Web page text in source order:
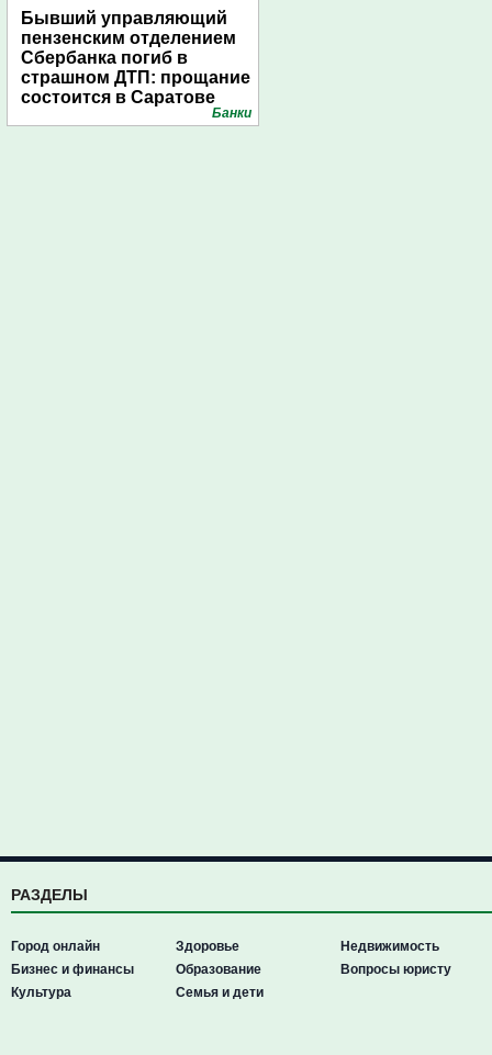
Бывший управляющий
пензенским отделением
Сбербанка погиб в
страшном ДТП: прощание
состоится в Саратове
Банки
РАЗДЕЛЫ
Город онлайн
Бизнес и финансы
Культура
Здоровье
Образование
Семья и дети
Недвижимость
Вопросы юристу